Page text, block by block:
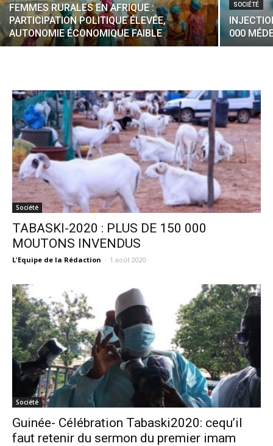
FEMMES RURALES EN AFRIQUE :
PARTICIPATION POLITIQUE ÉLEVÉE,
AUTONOMIE ÉCONOMIQUE FAIBLE
SOCIÉTÉ
000
Société
TABASKI-2020 : PLUS DE 150 000
MOUTONS INVENDUS
L'Equipe de la Rédaction - 1 août 2020
Société
Guinée- Célébration Tabaski2020: cequ’il
faut retenir du sermon du premier imam